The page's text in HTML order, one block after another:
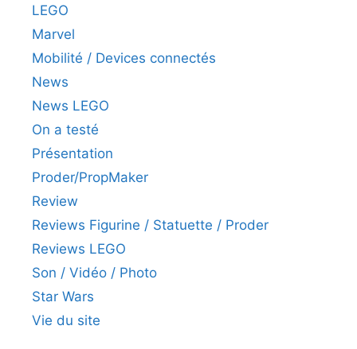
LEGO
Marvel
Mobilité / Devices connectés
News
News LEGO
On a testé
Présentation
Proder/PropMaker
Review
Reviews Figurine / Statuette / Proder
Reviews LEGO
Son / Vidéo / Photo
Star Wars
Vie du site